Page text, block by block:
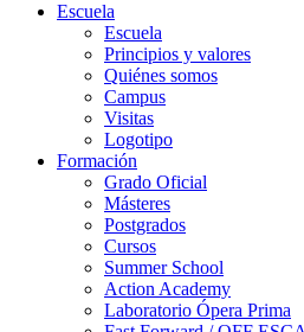
Escuela
Escuela
Principios y valores
Quiénes somos
Campus
Visitas
Logotipo
Formación
Grado Oficial
Másteres
Postgrados
Cursos
Summer School
Action Academy
Laboratorio Ópera Prima